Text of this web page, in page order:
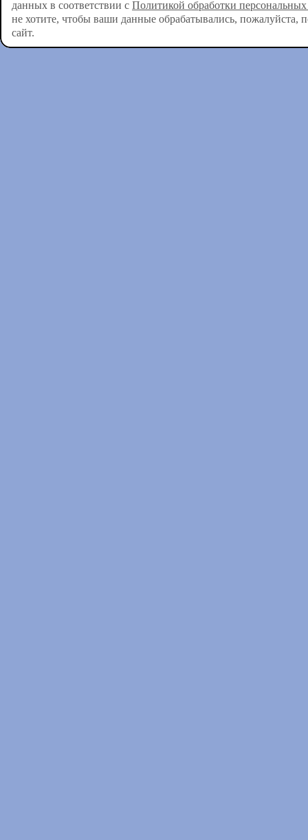
данных в соответствии с Политикой обработки
не хотите, чтобы ваши данные обрабатывались, пожалуйста,
сайт.